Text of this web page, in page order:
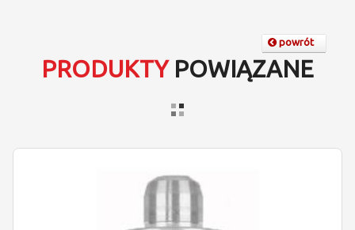
powrót
PRODUKTYPOWIĄZANE